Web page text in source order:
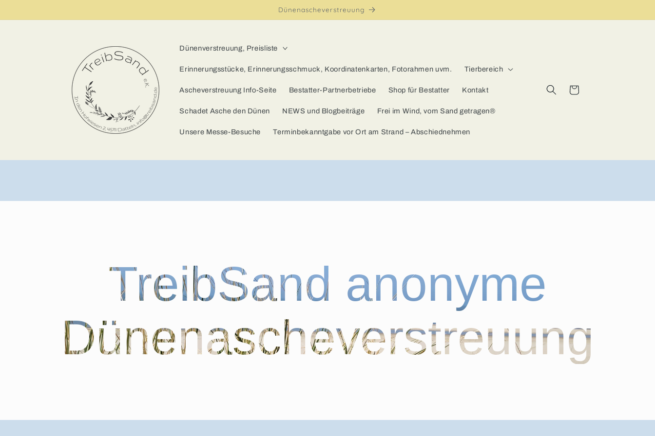
Dünenascheverstreuung
Dünenverstreuung, Preisliste
Erinnerungsstücke, Erinnerungsschmuck, Koordinatenkarten, Fotorahmen uvm. Tierbereich
Ascheverstreuung Info-Seite Bestatter-Partnerbetriebe Shop für Bestatter Kontakt
Schadet Asche den Dünen NEWS und Blogbeiträge Frei im Wind, vom Sand getragen®
Unsere Messe-Besuche Terminbekanntgabe vor Ort am Strand – Abschiednehmen
Warenkorb
TreibSand anonyme
Dünenascheverstreuung